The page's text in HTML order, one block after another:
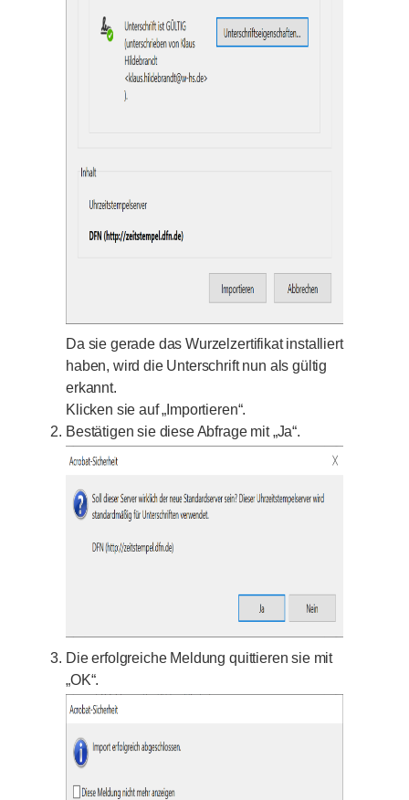
Da sie gerade das Wurzelzertifikat installiert
haben, wird die Unterschrift nun als gültig
erkannt.
Klicken sie auf „Importieren“.
Bestätigen sie diese Abfrage mit „Ja“.
Die erfolgreiche Meldung quittieren sie mit
„OK“.